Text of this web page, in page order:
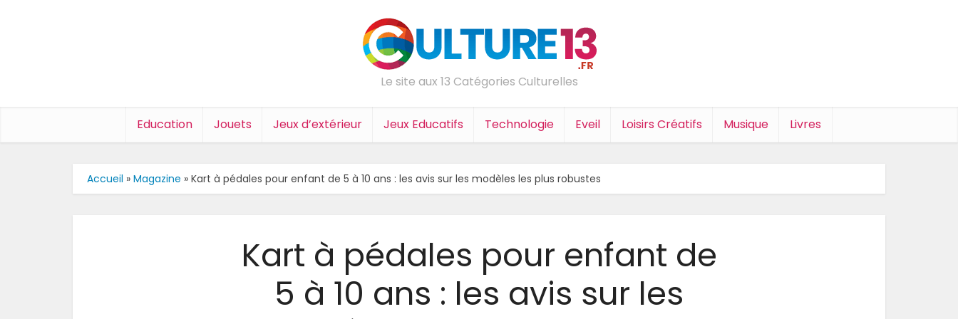
Le site aux 13 Catégories Culturelles
Education Jouets Jeux d’extérieur Jeux Educatifs Technologie Eveil Loisirs Créatifs Musique Livres
Accueil » Magazine » Kart à pédales pour enfant de 5 à 10 ans : les avis sur les modèles les plus robustes
Kart à pédales pour enfant de
5 à 10 ans : les avis sur les